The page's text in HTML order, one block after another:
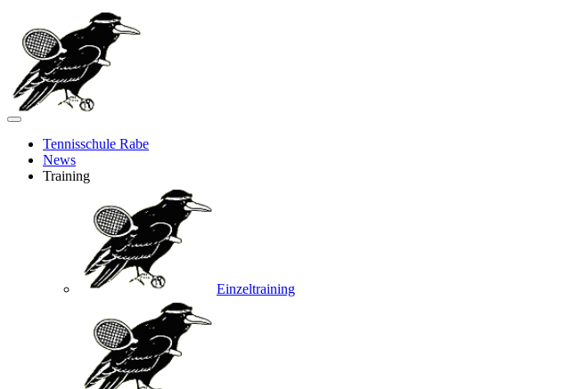
Tennisschule Rabe
News
Training
Einzeltraining